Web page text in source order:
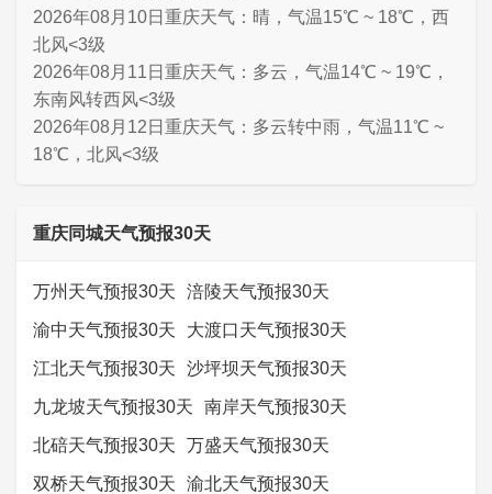
2026年08月10日重庆天气：晴，气温15℃ ~ 18℃，西
北风<3级
2026年08月11日重庆天气：多云，气温14℃ ~ 19℃，
东南风转西风<3级
2026年08月12日重庆天气：多云转中雨，气温11℃ ~
18℃，北风<3级
重庆同城天气预报30天
万州天气预报30天 涪陵天气预报30天
渝中天气预报30天 大渡口天气预报30天
江北天气预报30天 沙坪坝天气预报30天
九龙坡天气预报30天 南岸天气预报30天
北碚天气预报30天 万盛天气预报30天
双桥天气预报30天 渝北天气预报30天